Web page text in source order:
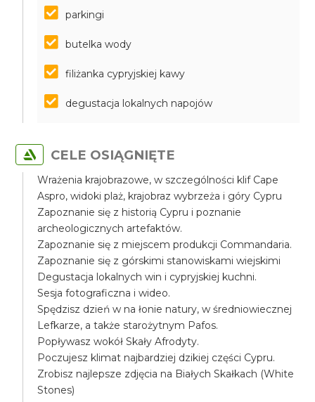
parkingi
butelka wody
filiżanka cypryjskiej kawy
degustacja lokalnych napojów
CELE OSIĄGNIĘTE
Wrażenia krajobrazowe, w szczególności klif Cape
Aspro, widoki plaż, krajobraz wybrzeża i góry Cypru
Zapoznanie się z historią Cypru i poznanie
archeologicznych artefaktów.
Zapoznanie się z miejscem produkcji Commandaria.
Zapoznanie się z górskimi stanowiskami wiejskimi
Degustacja lokalnych win i cypryjskiej kuchni.
Sesja fotograficzna i wideo.
Spędzisz dzień w na łonie natury, w średniowiecznej
Lefkarze, a także starożytnym Pafos.
Popływasz wokół Skały Afrodyty.
Poczujesz klimat najbardziej dzikiej części Cypru.
Zrobisz najlepsze zdjęcia na Białych Skałkach (White
Stones)